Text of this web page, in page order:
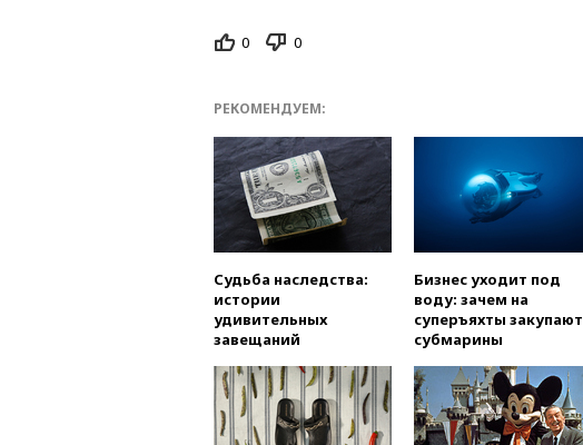
0 0
РЕКОМЕНДУЕМ:
Судьба наследства:
истории
удивительных
завещаний
Бизнес уходит под
воду: зачем на
суперъяхты закупают
субмарины